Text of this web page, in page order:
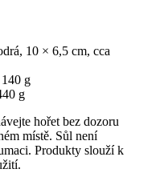
10 × 6,5 cm, cca
g
g
hořet bez dozoru
místě. Sůl není
Produkty slouží k